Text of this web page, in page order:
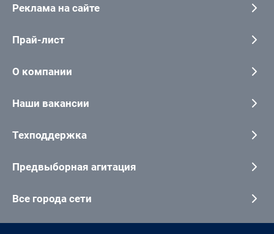
Реклама на сайте
Прай-лист
О компании
Наши вакансии
Техподдержка
Предвыборная агитация
Все города сети